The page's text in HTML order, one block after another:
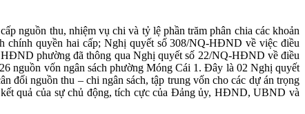
nguồn thu, nhiệm vụ chi và tỷ lệ phần trăm phân chia các khoản
chính quyền hai cấp; Nghị quyết số 308/NQ-HĐND về việc điều
HĐND phường đã thông qua Nghị quyết số 22/NQ-HĐND về điều
nguồn vốn ngân sách phường Móng Cái 1. Đây là 02 Nghị quyết
đối nguồn thu – chi ngân sách, tập trung vốn cho các dự án trọng
quả của sự chủ động, tích cực của Đảng ủy, HĐND, UBND và